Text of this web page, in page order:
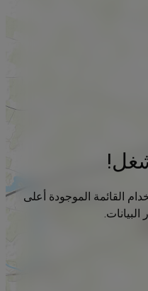
القائمة الموجودة أعلى
البيانات.